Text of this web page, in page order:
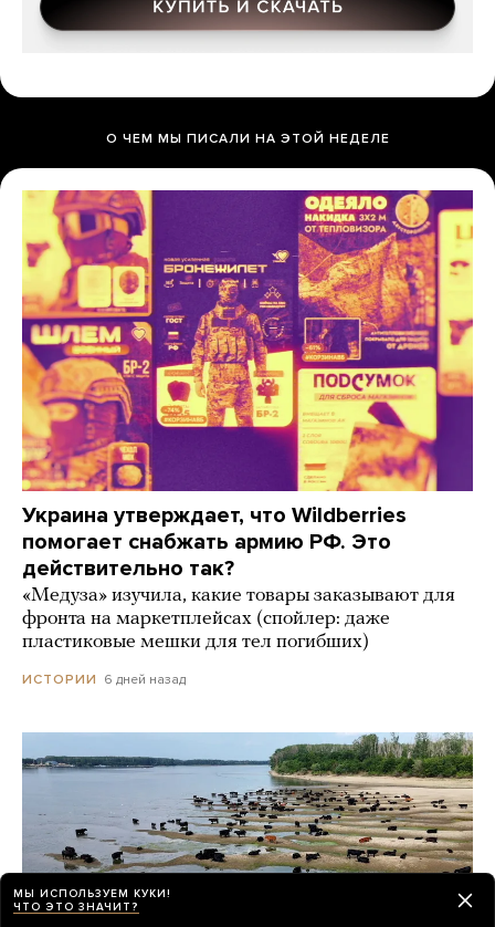
О ЧЕМ МЫ ПИСАЛИ НА ЭТОЙ НЕДЕЛЕ
Украина утверждает, что Wildberries
помогает снабжать армию РФ. Это
действительно так?
«Медуза» изучила, какие товары заказывают для
фронта на маркетплейсах (спойлер: даже
пластиковые мешки для тел погибших)
ИСТОРИИ 6 дней назад
МЫ ИСПОЛЬЗУЕМ КУКИ!
ЧТО ЭТО ЗНАЧИТ?